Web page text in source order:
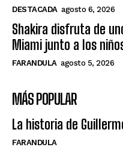
DESTACADA agosto 6, 2026
Shakira disfruta de
Miami junto a los
FARANDULA agosto 5, 2026
MÁS POPULAR
La historia de
FARANDULA